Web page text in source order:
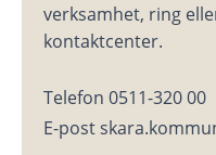
verksamhet, ring
kontaktcenter.
Telefon 0511-320 00
E-post